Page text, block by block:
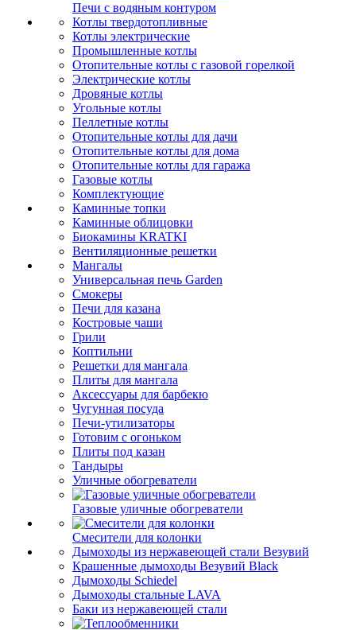
Печи с водяным контуром
Котлы твердотопливные
Котлы электрические
Промышленные котлы
Отопительные котлы с газовой горелкой
Электрические котлы
Дровяные котлы
Угольные котлы
Пеллетные котлы
Отопительные котлы для дачи
Отопительные котлы для дома
Отопительные котлы для гаража
Газовые котлы
Комплектующие
Каминные топки
Каминные облицовки
Биокамины KRATKI
Вентиляционные решетки
Мангалы
Универсальная печь Garden
Смокеры
Печи для казана
Костровые чаши
Грили
Коптильни
Решетки для мангала
Плиты для мангала
Аксессуары для барбекю
Чугунная посуда
Печи-утилизаторы
Готовим с огоньком
Плиты под казан
Тандыры
Уличные обогреватели
Газовые уличные обогреватели
Смесители для колонки
Дымоходы из нержавеющей стали Везувий
Крашенные дымоходы Везувий Black
Дымоходы Schiedel
Дымоходы стальные LAVA
Баки из нержавеющей стали